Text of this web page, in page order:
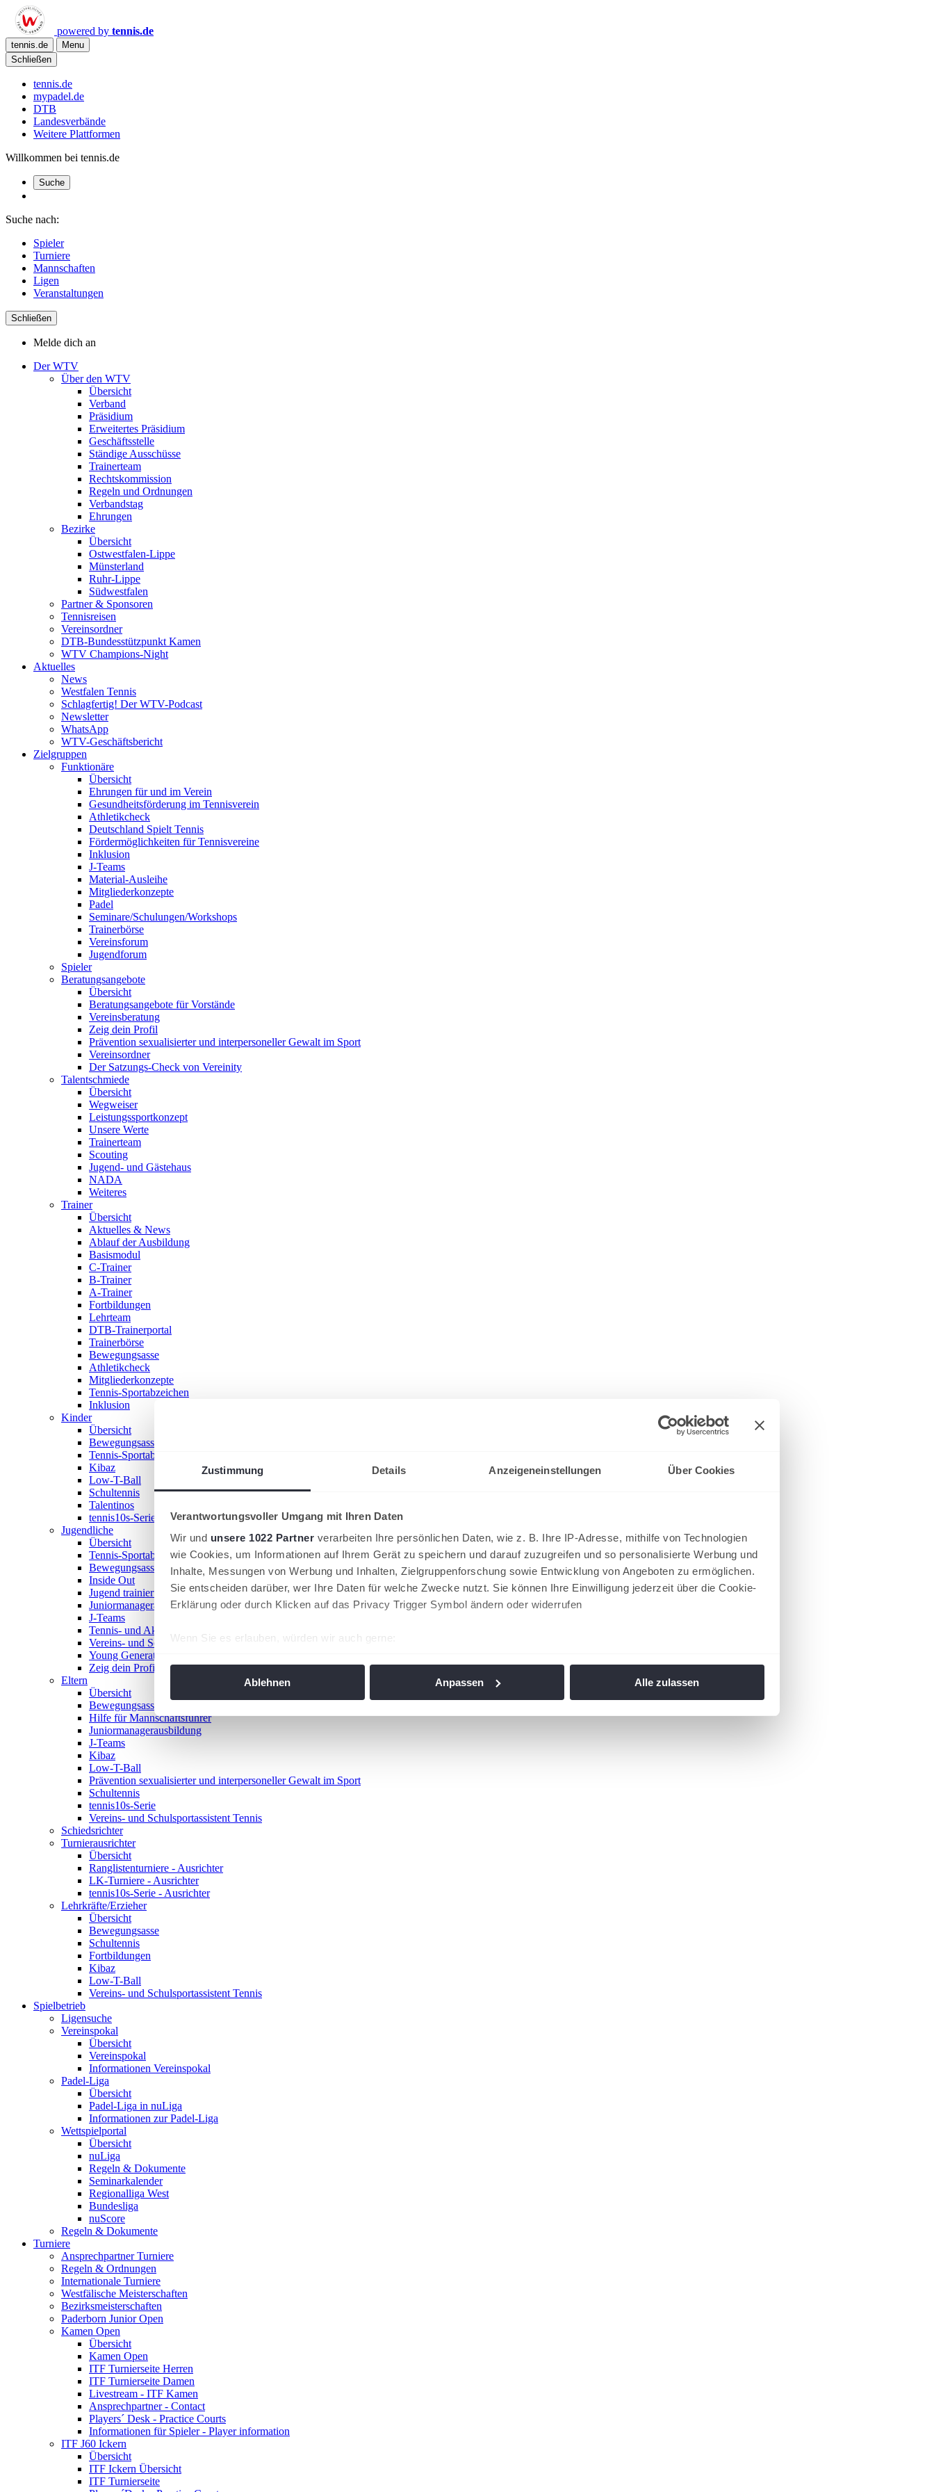
Zustimmung Details Anzeigeneinstellungen Über Cookies
Verantwortungsvoller Umgang mit Ihren Daten
Wir und unsere 1022 Partner verarbeiten Ihre persönlichen Daten, wie z. B. Ihre IP-Adresse, mithilfe von Technologien
wie Cookies, um Informationen auf Ihrem Gerät zu speichern und darauf zuzugreifen und so personalisierte Werbung und
Inhalte, Messungen von Werbung und Inhalten, Zielgruppenforschung sowie Entwicklung von Angeboten zu ermöglichen.
Sie entscheiden darüber, wer Ihre Daten für welche Zwecke nutzt. Sie können Ihre Einwilligung jederzeit über die Cookie-
Erklärung oder durch Klicken auf das Privacy Trigger Symbol ändern oder widerrufen
Wenn Sie es erlauben, würden wir auch gerne:
Website an unsere Partner für soziale Medien, Werbung und Analysen weiter. Unsere Partner führen diese Informationen
angepasst werden.
Ablehnen Anpassen Alle zulassen
powered by tennis.de
tennis.de
Menu
Schließen
tennis.de
mypadel.de
DTB
Landesverbände
Weitere Plattformen
Willkommen bei tennis.de
Suche
Suche nach:
Spieler
Turniere
Mannschaften
Ligen
Veranstaltungen
Schließen
Melde dich an
Der WTV
Über den WTV
Übersicht
Verband
Präsidium
Erweitertes Präsidium
Geschäftsstelle
Ständige Ausschüsse
Trainerteam
Rechtskommission
Regeln und Ordnungen
Verbandstag
Ehrungen
Bezirke
Übersicht
Ostwestfalen-Lippe
Münsterland
Ruhr-Lippe
Südwestfalen
Partner & Sponsoren
Tennisreisen
Vereinsordner
DTB-Bundesstützpunkt Kamen
WTV Champions-Night
Aktuelles
News
Westfalen Tennis
Schlagfertig! Der WTV-Podcast
Newsletter
WhatsApp
WTV-Geschäftsbericht
Zielgruppen
Funktionäre
Übersicht
Ehrungen für und im Verein
Gesundheitsförderung im Tennisverein
Athletikcheck
Deutschland Spielt Tennis
Fördermöglichkeiten für Tennisvereine
Inklusion
J-Teams
Material-Ausleihe
Mitgliederkonzepte
Padel
Seminare/Schulungen/Workshops
Trainerbörse
Vereinsforum
Jugendforum
Spieler
Beratungsangebote
Übersicht
Beratungsangebote für Vorstände
Vereinsberatung
Zeig dein Profil
Prävention sexualisierter und interpersoneller Gewalt im Sport
Vereinsordner
Der Satzungs-Check von Vereinity
Talentschmiede
Übersicht
Wegweiser
Leistungssportkonzept
Unsere Werte
Trainerteam
Scouting
Jugend- und Gästehaus
NADA
Weiteres
Trainer
Übersicht
Aktuelles & News
Ablauf der Ausbildung
Basismodul
C-Trainer
B-Trainer
A-Trainer
Fortbildungen
Lehrteam
DTB-Trainerportal
Trainerbörse
Bewegungsasse
Athletikcheck
Mitgliederkonzepte
Tennis-Sportabzeichen
Inklusion
Kinder
Übersicht
Bewegungsasse
Tennis-Sportabzeichen
Kibaz
Low-T-Ball
Schultennis
Talentinos
tennis10s-Serie
Jugendliche
Übersicht
Tennis-Sportabzeichen
Bewegungsasse
Inside Out
Jugend trainiert für Olympia
Juniormanagerausbildung
J-Teams
Tennis- und Aktivwoche
Vereins- und Schulsportassistent Tennis
Young Generation Award
Zeig dein Profil
Eltern
Übersicht
Bewegungsasse
Hilfe für Mannschaftsführer
Juniormanagerausbildung
J-Teams
Kibaz
Low-T-Ball
Prävention sexualisierter und interpersoneller Gewalt im Sport
Schultennis
tennis10s-Serie
Vereins- und Schulsportassistent Tennis
Schiedsrichter
Turnierausrichter
Übersicht
Ranglistenturniere - Ausrichter
LK-Turniere - Ausrichter
tennis10s-Serie - Ausrichter
Lehrkräfte/Erzieher
Übersicht
Bewegungsasse
Schultennis
Fortbildungen
Kibaz
Low-T-Ball
Vereins- und Schulsportassistent Tennis
Spielbetrieb
Ligensuche
Vereinspokal
Übersicht
Vereinspokal
Informationen Vereinspokal
Padel-Liga
Übersicht
Padel-Liga in nuLiga
Informationen zur Padel-Liga
Wettspielportal
Übersicht
nuLiga
Regeln & Dokumente
Seminarkalender
Regionalliga West
Bundesliga
nuScore
Regeln & Dokumente
Turniere
Ansprechpartner Turniere
Regeln & Ordnungen
Internationale Turniere
Westfälische Meisterschaften
Bezirksmeisterschaften
Paderborn Junior Open
Kamen Open
Übersicht
Kamen Open
ITF Turnierseite Herren
ITF Turnierseite Damen
Livestream - ITF Kamen
Ansprechpartner - Contact
Players´ Desk - Practice Courts
Informationen für Spieler - Player information
ITF J60 Ickern
Übersicht
ITF Ickern Übersicht
ITF Turnierseite